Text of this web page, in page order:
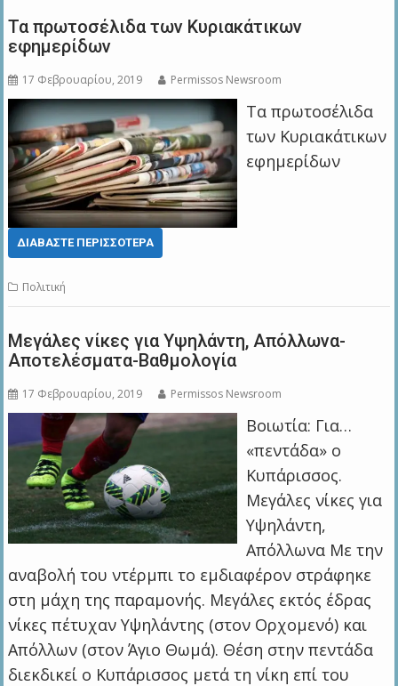
Τα πρωτοσέλιδα των Κυριακάτικων
εφημερίδων
17 Φεβρουαρίου, 2019 Permissos Newsroom
Τα πρωτοσέλιδα
των Κυριακάτικων
εφημερίδων
ΔΙΑΒΆΣΤΕ ΠΕΡΙΣΣΌΤΕΡΑ
Πολιτική
Μεγάλες νίκες για Υψηλάντη, Απόλλωνα-
Αποτελέσματα-Βαθμολογία
17 Φεβρουαρίου, 2019 Permissos Newsroom
Βοιωτία: Για…
«πεντάδα» ο
Κυπάρισσος.
Μεγάλες νίκες για
Υψηλάντη,
Απόλλωνα Με την
αναβολή του ντέρμπι το εμδιαφέρον στράφηκε
στη μάχη της παραμονής. Μεγάλες εκτός έδρας
νίκες πέτυχαν Υψηλάντης (στον Ορχομενό) και
Απόλλων (στον Άγιο Θωμά). Θέση στην πεντάδα
διεκδικεί ο Κυπάρισσος μετά τη νίκη επί του